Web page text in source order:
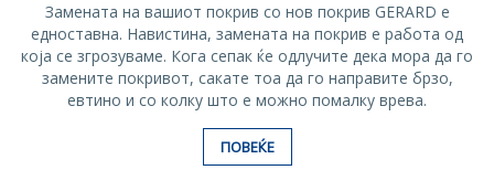
Замената на вашиот покрив со нов покрив GERARD е
едноставна. Навистина, замената на покрив е работа од
која се згрозуваме. Кога сепак ќе одлучите дека мора да го
замените покривот, сакате тоа да го направите брзо,
евтино и со колку што е можно помалку врева.
ПОВЕЌЕ